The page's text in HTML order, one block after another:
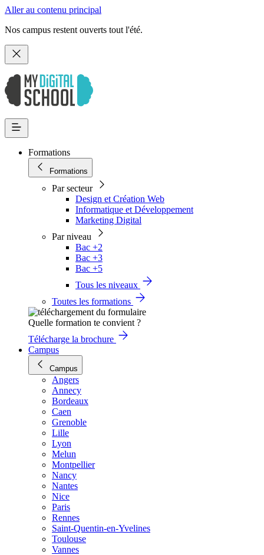
Aller au contenu principal
Nos campus restent ouverts tout l'été.
Formations
Formations
Par secteur
Design et Création Web
Informatique et Développement
Marketing Digital
Par niveau
Bac +2
Bac +3
Bac +5
Tous les niveaux
Toutes les formations
Quelle formation te convient ?
Télécharge la brochure
Campus
Campus
Angers
Annecy
Bordeaux
Caen
Grenoble
Lille
Lyon
Melun
Montpellier
Nancy
Nantes
Nice
Paris
Rennes
Saint-Quentin-en-Yvelines
Toulouse
Vannes